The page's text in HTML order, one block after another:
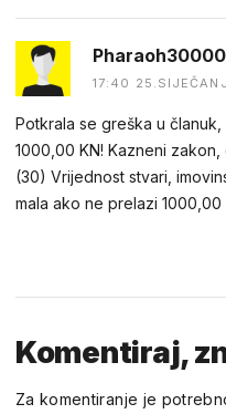
Pharaoh30000
17:40
Potkrala se greška u
1000,00 KN! Kazneni
(30) Vrijednost stvari,
mala ako ne prelazi 1000,00
Komentiraj,
Za komentiranje je